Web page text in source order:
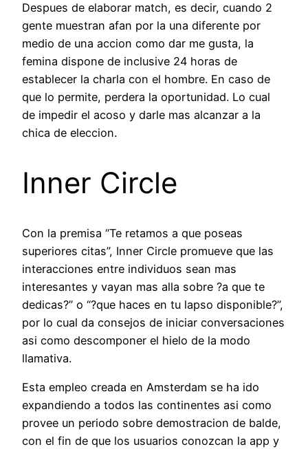
Despues de elaborar match, es decir, cuando 2
gente muestran afan por la una diferente por
medio de una accion como dar me gusta, la
femina dispone de inclusive 24 horas de
establecer la charla con el hombre. En caso de
que lo permite, perdera la oportunidad. Lo cual
de impedir el acoso y darle mas alcanzar a la
chica de eleccion.
Inner Circle
Con la premisa “Te retamos a que poseas
superiores citas”, Inner Circle promueve que las
interacciones entre individuos sean mas
interesantes y vayan mas alla sobre ?a que te
dedicas?” o “?que haces en tu lapso disponible?”,
por lo cual da consejos de iniciar conversaciones
asi­ como descomponer el hielo de la modo
llamativa.
Esta empleo creada en Amsterdam se ha ido
expandiendo a todos las continentes asi­ como
provee un periodo sobre demostracion de balde,
con el fin de que los usuarios conozcan la app y